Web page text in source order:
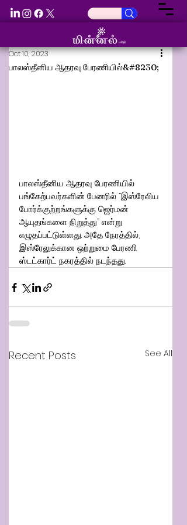
பாலஸ்தீனிய ஆதரவு பேரணியில்&#8230;
Oct 10, 2023
பாலஸ்தீனிய ஆதரவு பேரணியில்
பங்கேற்பவர்களின் பேனரில் “இஸ்ரேலிய
போர்க்குற்றங்களுக்கு ஜெர்மன்
ஆயுதங்களை நிறுத்து” என்று
எழுதப்பட்டுள்ளது. அதே நேரத்தில்,
இஸ்ரேலுக்கான ஒற்றுமை பேரணி
ஸ்டட்கார்ட் நகரத்தில் நடந்தது.
Recent Posts See All